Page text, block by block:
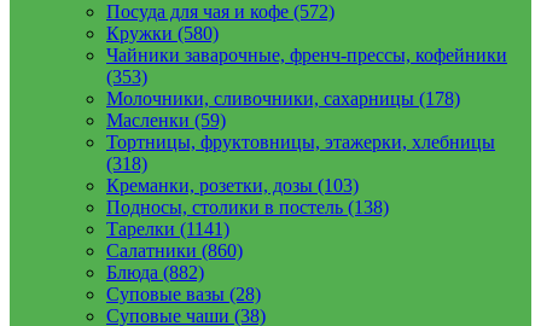
Посуда для чая и кофе (572)
Кружки (580)
Чайники заварочные, френч-прессы, кофейники
(353)
Молочники, сливочники, сахарницы (178)
Масленки (59)
Тортницы, фруктовницы, этажерки, хлебницы
(318)
Креманки, розетки, дозы (103)
Подносы, столики в постель (138)
Тарелки (1141)
Салатники (860)
Блюда (882)
Суповые вазы (28)
Суповые чаши (38)